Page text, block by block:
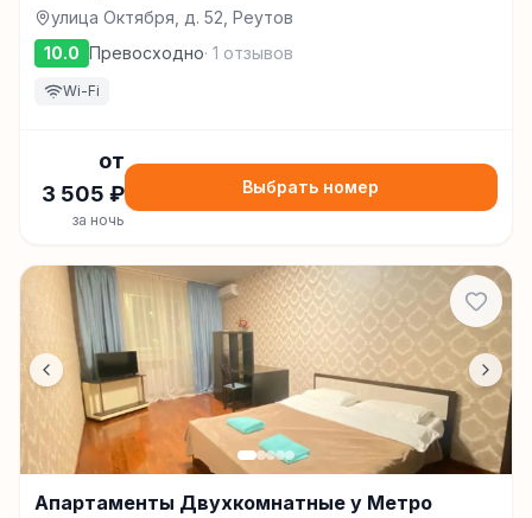
улица Октября, д. 52, Реутов
10.0 Превосходно· 1 отзывов
Wi-Fi
от
3 505 ₽
за ночь
Выбрать номер
Апартаменты Двухкомнатные у Метро